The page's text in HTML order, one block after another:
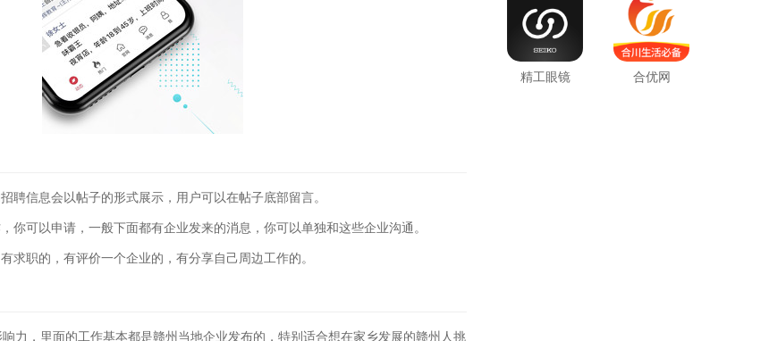
聘信息会以帖子的形式展示，用户可以在帖子底部留言。
你可以申请，一般下面都有企业发来的消息，你可以单独和这些企业沟通。
求职的，有评价一个企业的，有分享自己周边工作的。
力，里面的工作基本都是赣州当地企业发布的，特别适合想在家乡发展的赣州人挑
精工眼镜 合优网